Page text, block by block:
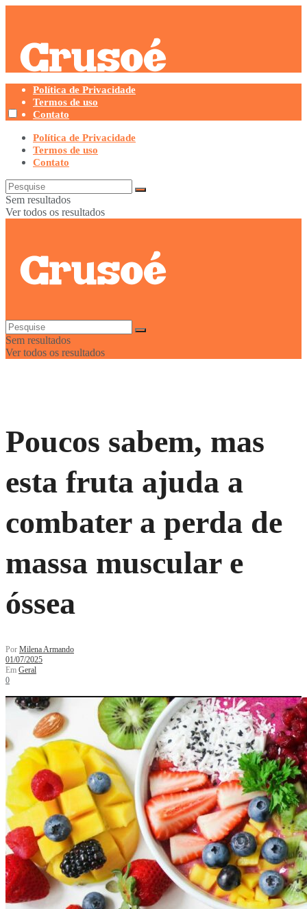
Política de Privacidade
Termos de uso
Contato
Política de Privacidade
Termos de uso
Contato
Sem resultados
Ver todos os resultados
Sem resultados
Ver todos os resultados
Poucos sabem, mas
esta fruta ajuda a
combater a perda de
massa muscular e
óssea
Por Milena Armando
01/07/2025
Em Geral
0